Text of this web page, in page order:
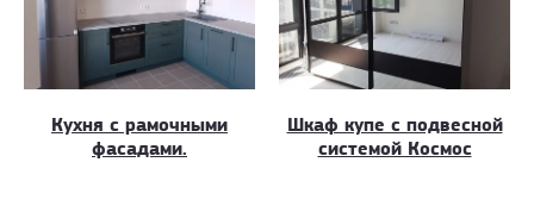
Кухня с рамочными
фасадами.
Шкаф купе с подвесной
системой Космос